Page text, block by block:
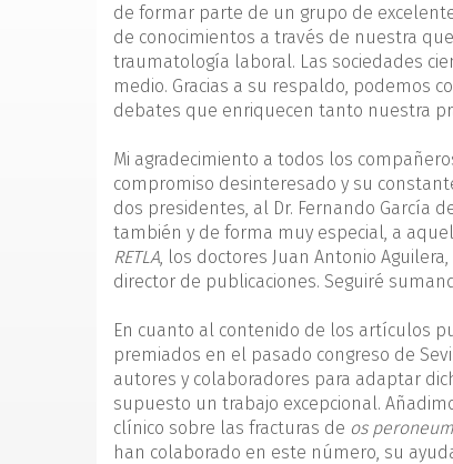
de formar parte de un grupo de
de conocimientos a través de nuestra
traumatología laboral. Las sociedades
medio. Gracias a su respaldo, podemos
debates que enriquecen tanto nuestra
Mi agradecimiento a todos los
compromiso desinteresado y su
dos presidentes, al Dr. Fernando García
también y de forma muy especial, a
RETLA, los doctores Juan Antonio
director de publicaciones. Seguiré
En cuanto al contenido de los artículos
premiados en el pasado congreso de
autores y colaboradores para adaptar
supuesto un trabajo excepcional.
clínico sobre las fracturas de os peroneum
han colaborado en este número, su